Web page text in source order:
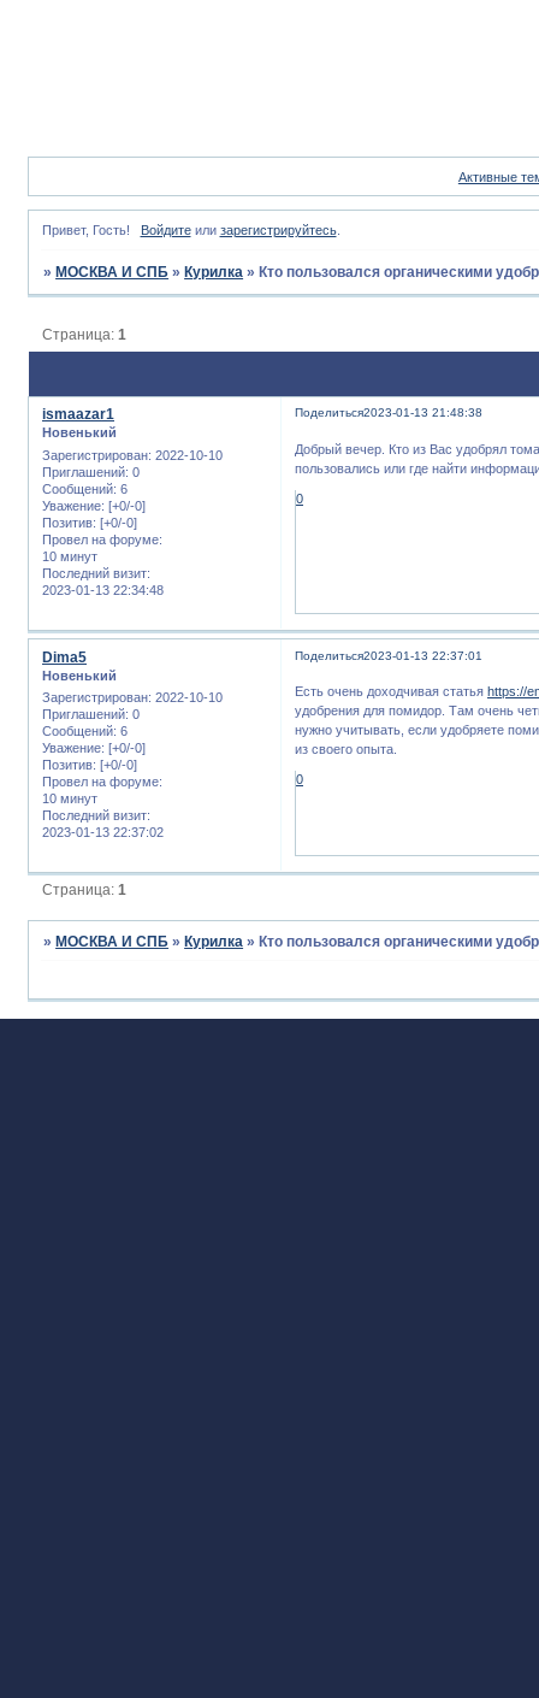
Активные
Привет, Гость! Войдитеили зарегистрируйтесь.
» МОСКВА И СПБ » Курилка » Кто пользовался органическими
Страница:1
Поделиться2023-01-13 21:48:38
ismaazar1
Новенький
Зарегистрирован: 2022-10-10
Приглашений: 0
Сообщений: 6
Уважение: [+0/-0]
Позитив: [+0/-0]
Провел на форуме:
10 минут
Последний визит:
2023-01-13 22:34:48
Добрый вечер. Кто из Вас удобрял
пользовались или где найти
0
Поделиться2023-01-13 22:37:01
Dima5
Новенький
Зарегистрирован: 2022-10-10
Приглашений: 0
Сообщений: 6
Уважение: [+0/-0]
Позитив: [+0/-0]
Провел на форуме:
10 минут
Последний визит:
2023-01-13 22:37:02
Есть очень доходчивая статья https://
удобрения для помидор. Там очень
нужно учитывать, если удобряете
из своего опыта.
0
Страница:1
»МОСКВА И СПБ »Курилка »Кто пользовался органическими